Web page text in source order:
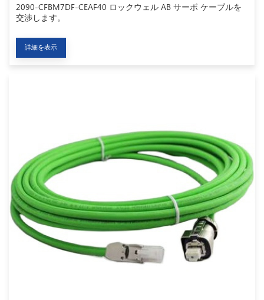
2090-CFBM7DF-CEAF40 ロックウェル AB サーボ ケーブルを
交渉します。
詳細を表示